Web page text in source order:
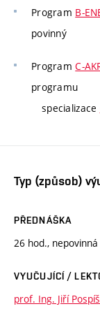
Program B-
povinný
ProgramC-
programu
specializace
Typ (způsob)
PŘEDNÁŠKA
26 hod., nepovinná
VYUČUJÍCÍ /
prof. Ing. Jiří